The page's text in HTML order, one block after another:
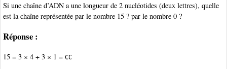
Si une chaîne d’ADN a une longueur de 2 nucléotides (deux lettres), quelle
est la chaîne représentée par le nombre 15 ? par le nombre 0 ?
Réponse :
15 = 3 × 4 + 3 × 1 = CC